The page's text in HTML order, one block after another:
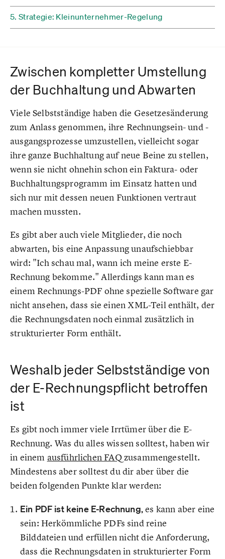
5. Strategie: Kleinunternehmer-Regelung
Zwischen kompletter Umstellung
der Buchhaltung und Abwarten
Viele Selbstständige haben die Gesetzesänderung
zum Anlass genommen, ihre Rechnungsein- und -
ausgangsprozesse umzustellen, vielleicht sogar
ihre ganze Buchhaltung auf neue Beine zu stellen,
wenn sie nicht ohnehin schon ein Faktura- oder
Buchhaltungsprogramm im Einsatz hatten und
sich nur mit dessen neuen Funktionen vertraut
machen mussten.
Es gibt aber auch viele Mitglieder, die noch
abwarten, bis eine Anpassung unaufschiebbar
wird: "Ich schau mal, wann ich meine erste E-
Rechnung bekomme." Allerdings kann man es
einem Rechnungs-PDF ohne spezielle Software gar
nicht ansehen, dass sie einen XML-Teil enthält, der
die Rechnungsdaten noch einmal zusätzlich in
strukturierter Form enthält.
Weshalb jeder Selbstständige von
der E-Rechnungspflicht betroffen
ist
Es gibt noch immer viele Irrtümer über die E-
Rechnung. Was du alles wissen solltest, haben wir
in einem ausführlichen FAQzusammengestellt.
Mindestens aber solltest du dir aber über die
beiden folgenden Punkte klar werden:
Ein PDF ist keine E-Rechnung,es kann aber eine
sein: Herkömmliche PDFs sind reine
Bilddateien und erfüllen nicht die Anforderung,
dass die Rechnungsdaten in strukturierter Form